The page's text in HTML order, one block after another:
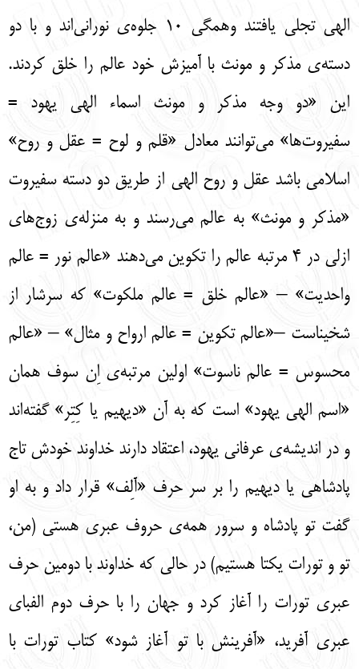
الهی تجلی یافتند وهمگی 10 جلوه‌ی نورانی‌اند و با دو
دسته‌ی مذکر و مونث با آمیزش خود عالم را خلق کردند.
این «دو وجه مذکر و مونث اسماء الهی یهود =
سفیروت‌ها» می‌توانند معادل «قلم و لوح = عقل و روح»
اسلامی باشد عقل و روح الهی از طریق دو دسته سفیروت
«مذکر و مونث» به عالم می‌رسند و به منزله‌ی زوج‌های
ازلی در 4 مرتبه عالم را تکوین می‌دهند «عالم نور = عالم
واحدیت» – «عالم خلق = عالم ملکوت» که سرشار از
شخیناست –«عالم تکوین = عالم ارواح و مثال» – «عالم
محسوس = عالم ناسوت» اولین مرتبه‌ی اِن سوف همان
«اسم الهی یهود» است که به آن «دیهیم یا کِتِر» گفته‌اند
و در اندیشه‌ی عرفانی یهود، اعتقاد دارند خداوند خودش تاج
پادشاهی یا دیهیم را بر سر حرف «آلِف» قرار داد و به او
گفت تو پادشاه و سرور همه‌ی حروف عبری هستی (من،
تو و تورات یکتا هستیم) در حالی که خداوند با دومین حرف
عبری تورات را آغاز کرد و جهان را با حرف دوم الفبای
عبری آفرید، «آفرینش با تو آغاز شود» کتاب تورات با